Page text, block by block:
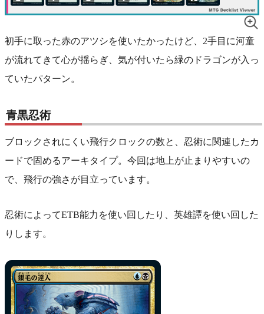
初手に取った赤のアツシを使いたかったけど、2手目に河童
が流れてきて心が揺らぎ、気が付いたら緑のドラゴンが入っ
ていたパターン。
青黒忍術
ブロックされにくい飛行クロックの数と、忍術に関連したカ
ードで固めるアーキタイプ。今回は地上が止まりやすいの
で、飛行の強さが目立っています。
忍術によってETB能力を使い回したり、英雄譚を使い回した
りします。